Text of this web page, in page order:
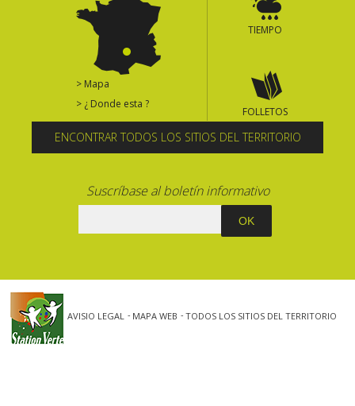
> Mapa
> ¿ Donde esta ?
TIEMPO
FOLLETOS
ENCONTRAR TODOS LOS SITIOS DEL TERRITORIO
Suscríbase al boletín informativo
AVISIO LEGAL MAPA WEB TODOS LOS SITIOS DEL TERRITORIO